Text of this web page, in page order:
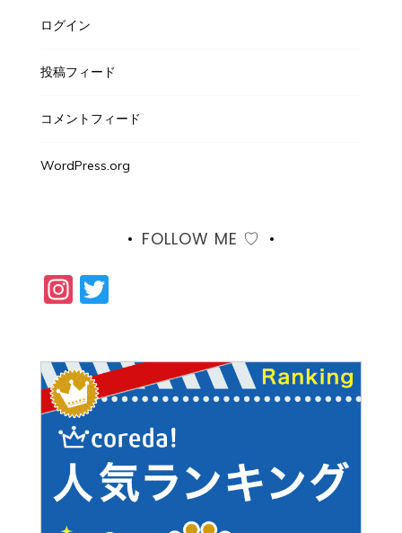
ログイン
投稿フィード
コメントフィード
WordPress.org
FOLLOW ME ♡
Instagram
Twitter